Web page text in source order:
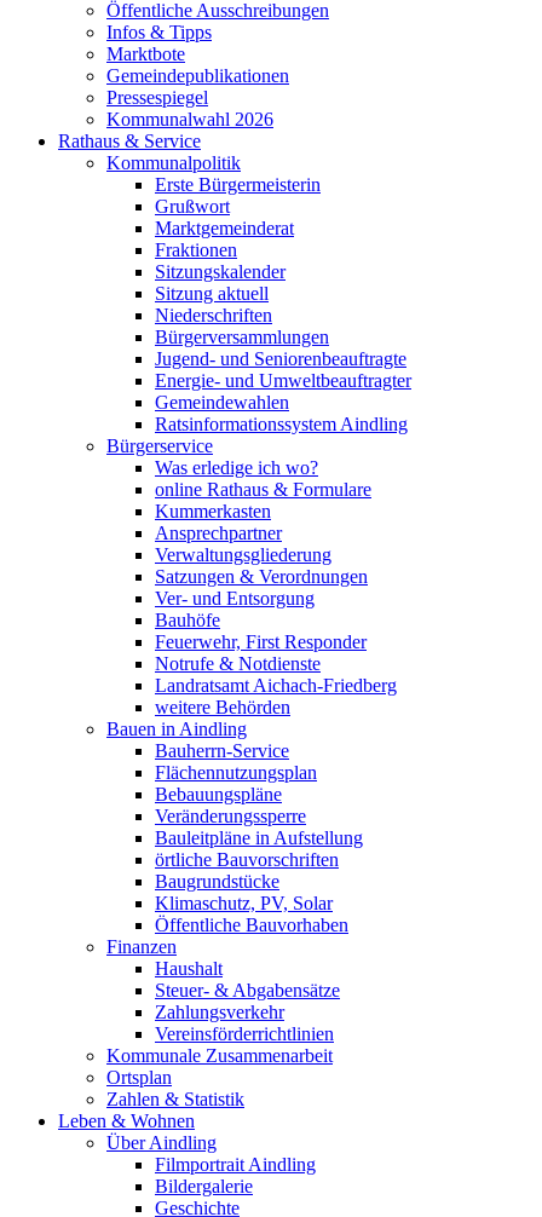
Öffentliche Ausschreibungen
Infos & Tipps
Marktbote
Gemeindepublikationen
Pressespiegel
Kommunalwahl 2026
Rathaus & Service
Kommunalpolitik
Erste Bürgermeisterin
Grußwort
Marktgemeinderat
Fraktionen
Sitzungskalender
Sitzung aktuell
Niederschriften
Bürgerversammlungen
Jugend- und Seniorenbeauftragte
Energie- und Umweltbeauftragter
Gemeindewahlen
Ratsinformationssystem Aindling
Bürgerservice
Was erledige ich wo?
online Rathaus & Formulare
Kummerkasten
Ansprechpartner
Verwaltungsgliederung
Satzungen & Verordnungen
Ver- und Entsorgung
Bauhöfe
Feuerwehr, First Responder
Notrufe & Notdienste
Landratsamt Aichach-Friedberg
weitere Behörden
Bauen in Aindling
Bauherrn-Service
Flächennutzungsplan
Bebauungspläne
Veränderungssperre
Bauleitpläne in Aufstellung
örtliche Bauvorschriften
Baugrundstücke
Klimaschutz, PV, Solar
Öffentliche Bauvorhaben
Finanzen
Haushalt
Steuer- & Abgabensätze
Zahlungsverkehr
Vereinsförderrichtlinien
Kommunale Zusammenarbeit
Ortsplan
Zahlen & Statistik
Leben & Wohnen
Über Aindling
Filmportrait Aindling
Bildergalerie
Geschichte